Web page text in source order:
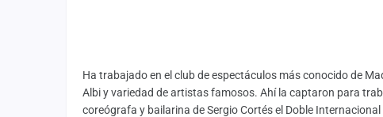
Ha trabajado en el club de espectáculos más conocido de
Albi y variedad de artistas famosos. Ahí la captaron para
coreógrafa y bailarina de Sergio Cortés el Doble